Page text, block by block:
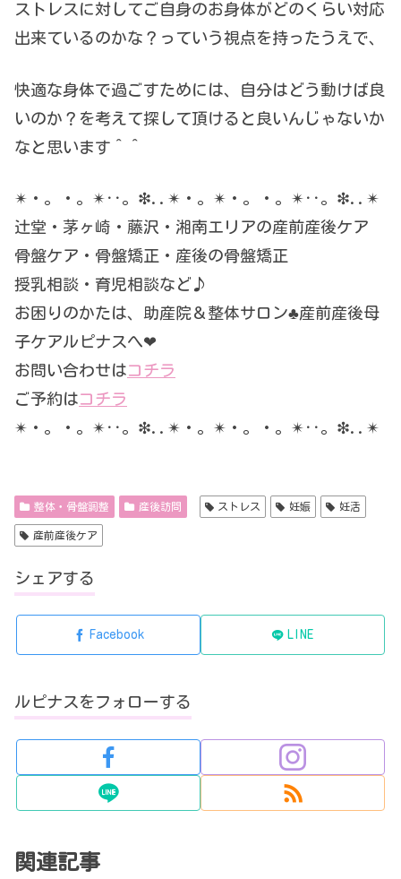
ストレスに対してご自身のお身体がどのくらい対応
出来ているのかな？っていう視点を持ったうえで、
快適な身体で過ごすためには、自分はどう動けば良
いのか？を考えて探して頂けると良いんじゃないか
なと思います＾＾
✴︎・。・。✴︎‥。❇︎..✴︎・。✴︎・。・。✴︎‥。❇︎..✴︎
辻堂・茅ヶ崎・藤沢・湘南エリアの産前産後ケア
骨盤ケア・骨盤矯正・産後の骨盤矯正
授乳相談・育児相談など♪
お困りのかたは、助産院＆整体サロン♣︎産前産後母
子ケアルピナスへ❤︎
お問い合わせはコチラ
ご予約はコチラ
✴︎・。・。✴︎‥。❇︎..✴︎・。✴︎・。・。✴︎‥。❇︎..✴︎
整体・骨盤調整 産後訪問 ストレス 妊娠 妊活
産前産後ケア
シェアする
Facebook LINE
ルピナスをフォローする
関連記事